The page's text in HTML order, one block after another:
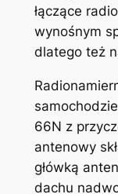
łączące
wynośnym
dlatego też
66N z
antenowy
główką
dachu